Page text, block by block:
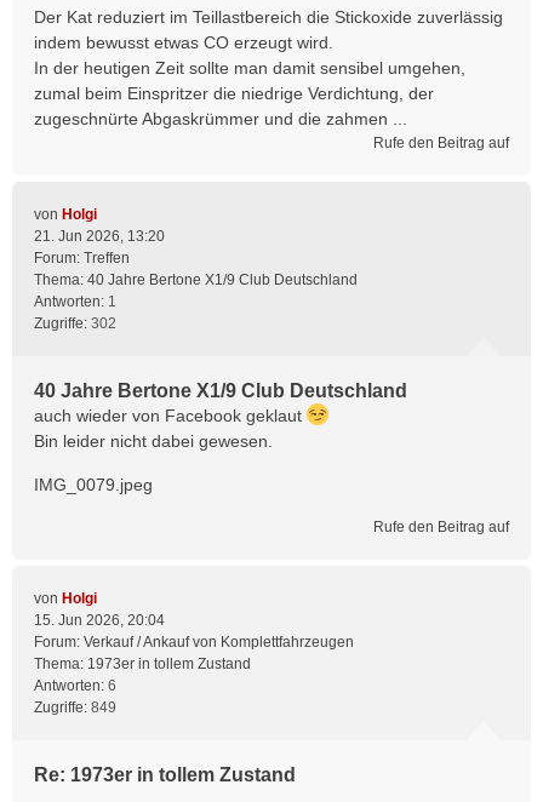
Der Kat reduziert im Teillastbereich die Stickoxide zuverlässig
indem bewusst etwas CO erzeugt wird.
In der heutigen Zeit sollte man damit sensibel umgehen,
zumal beim Einspritzer die niedrige Verdichtung, der
zugeschnürte Abgaskrümmer und die zahmen ...
Rufe den Beitrag auf
von Holgi
21. Jun 2026, 13:20
Forum: Treffen
Thema: 40 Jahre Bertone X1/9 Club Deutschland
Antworten: 1
Zugriffe: 302
40 Jahre Bertone X1/9 Club Deutschland
auch wieder von Facebook geklaut
Bin leider nicht dabei gewesen.
IMG_0079.jpeg
Rufe den Beitrag auf
von Holgi
15. Jun 2026, 20:04
Forum: Verkauf / Ankauf von Komplettfahrzeugen
Thema: 1973er in tollem Zustand
Antworten: 6
Zugriffe: 849
Re: 1973er in tollem Zustand